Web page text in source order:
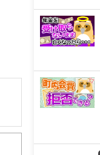
き